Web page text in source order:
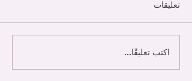
تعليقات
اكتب تعليقًا...